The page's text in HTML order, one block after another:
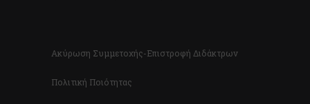
Ακύρωση Συμμετοχής-Επιστροφή Διδάκτρων
Πολιτική Ποιότητας